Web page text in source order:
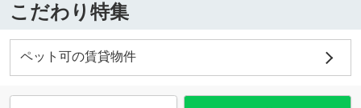
こだわり特集
ペット可の賃貸物件